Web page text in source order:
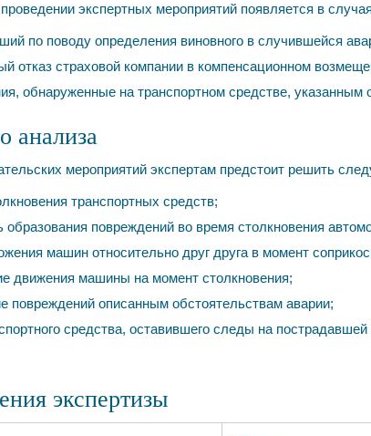
экспертных мероприятий появляется в
по поводу определения виновного в случившейся
отказ страховой компании в компенсационном
обнаруженные на транспортном средстве, указанным
анализа
мероприятий экспертам предстоит решить
транспортных средств;
образования повреждений во время столкновения
машин относительно друг друга в момент
движения машины на момент столкновения;
повреждений описанным обстоятельствам аварии;
средства, оставившего следы на
экспертизы